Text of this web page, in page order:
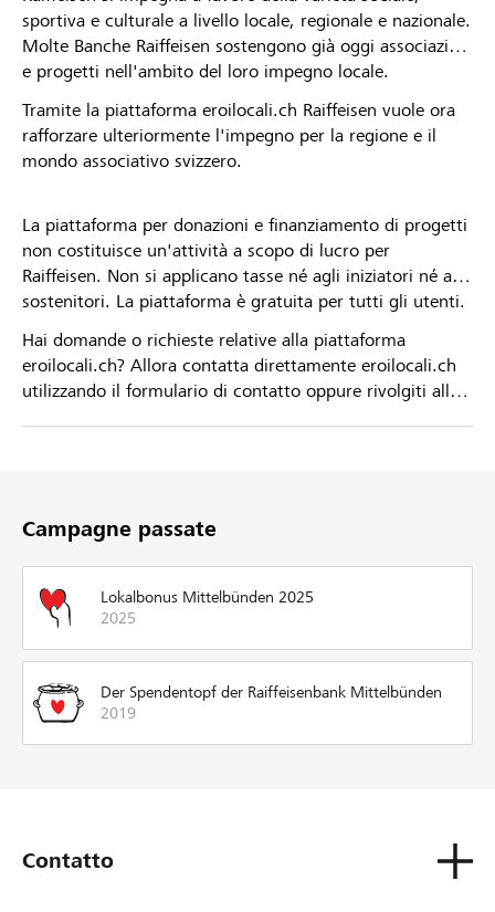
sportiva e culturale a livello locale, regionale e nazionale.
Molte Banche Raiffeisen sostengono già oggi associazioni
e progetti nell'ambito del loro impegno locale.
Tramite la piattaforma eroilocali.ch Raiffeisen vuole ora
rafforzare ulteriormente l'impegno per la regione e il
mondo associativo svizzero.
La piattaforma per donazioni e finanziamento di progetti
non costituisce un'attività a scopo di lucro per
Raiffeisen. Non si applicano tasse né agli iniziatori né ai
sostenitori. La piattaforma è gratuita per tutti gli utenti.
Hai domande o richieste relative alla piattaforma
eroilocali.ch? Allora contatta direttamente eroilocali.ch
utilizzando il formulario di contatto oppure rivolgiti alla
Campagne passate
Lokalbonus Mittelbünden 2025
2025
Der Spendentopf der Raiffeisenbank Mittelbünden
2019
Contatto